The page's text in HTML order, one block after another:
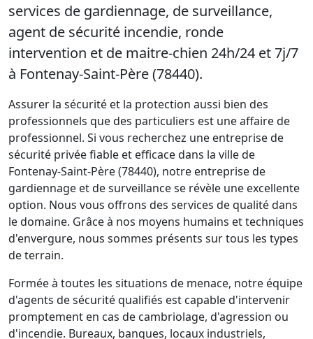
services de gardiennage, de surveillance,
agent de sécurité incendie, ronde
intervention et de maitre-chien 24h/24 et 7j/7
à Fontenay-Saint-Père (78440).
Assurer la sécurité et la protection aussi bien des
professionnels que des particuliers est une affaire de
professionnel. Si vous recherchez une entreprise de
sécurité privée fiable et efficace dans la ville de
Fontenay-Saint-Père (78440), notre entreprise de
gardiennage et de surveillance se révèle une excellente
option. Nous vous offrons des services de qualité dans
le domaine. Grâce à nos moyens humains et techniques
d'envergure, nous sommes présents sur tous les types
de terrain.
Formée à toutes les situations de menace, notre équipe
d'agents de sécurité qualifiés est capable d'intervenir
promptement en cas de cambriolage, d'agression ou
d'incendie. Bureaux, banques, locaux industriels,